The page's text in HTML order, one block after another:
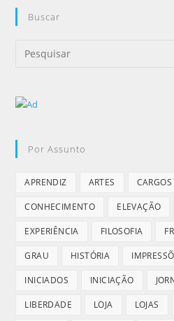
Buscar
Por Assunto
APRENDIZ ARTES CARGOS
CONHECIMENTO ELEVAÇÃO
EXPERIÊNCIA FILOSOFIA
GRAU HISTÓRIA
INICIADOS INICIAÇÃO
LIBERDADE LOJA LOJAS